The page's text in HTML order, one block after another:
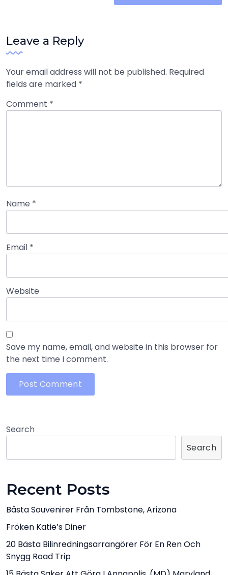
Leave a Reply
Your email address will not be published. Required
fields are marked *
Comment *
Name *
Email *
Website
Save my name, email, and website in this browser for
the next time I comment.
Search
Search
Recent Posts
Bästa Souvenirer Från Tombstone, Arizona
Fröken Katie’s Diner
20 Bästa Bilinredningsarrangörer För En Ren Och
Snygg Road Trip